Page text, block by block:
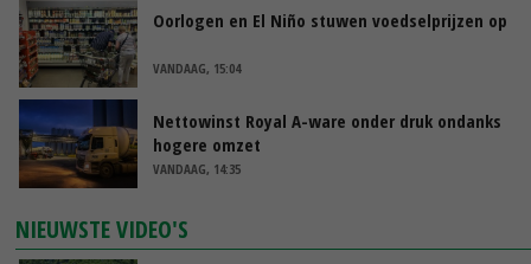
Oorlogen en El Niño stuwen voedselprijzen op
VANDAAG, 15:04
Nettowinst Royal A-ware onder druk ondanks
hogere omzet
VANDAAG, 14:35
NIEUWSTE VIDEO'S